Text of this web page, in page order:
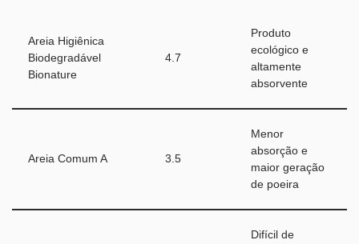
Areia Higiênica
Biodegradável
Bionature
4.7
Produto
ecológico e
altamente
absorvente
Areia Comum A 3.5
Menor
absorção e
maior geração
de poeira
Difícil de